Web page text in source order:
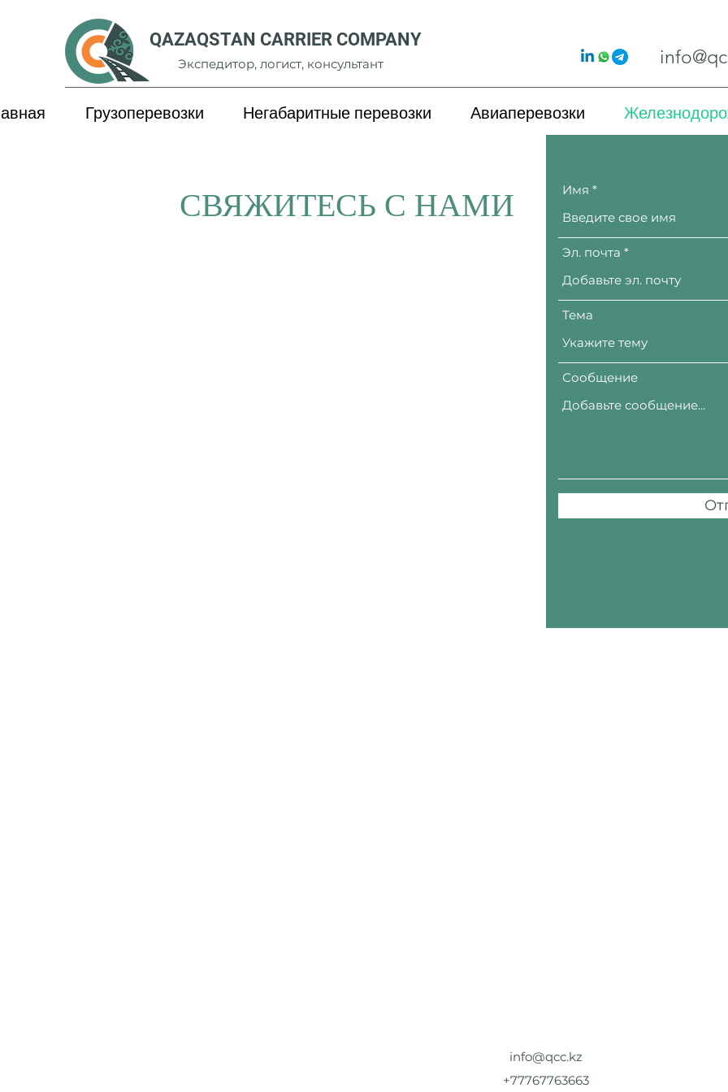
QAZAQSTAN CARRIER COMPANY
Экспедитор, логист, консультант
Грузоперевозки Негабаритные перевозки Авиаперевозки
СВЯЖИТЕСЬ С НАМИ Имя
Эл. почта
Тема
Сообщение
info@qcc.kz
+77767763663